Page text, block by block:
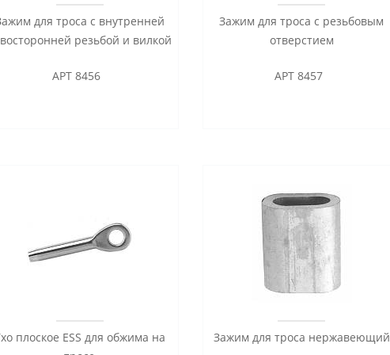
для троса с внутренней
резьбой и вилкой
АРТ 8456
Зажим для троса с резьбовым
отверстием
АРТ 8457
плоское ESS для обжима на
Зажим для троса нержавеющий